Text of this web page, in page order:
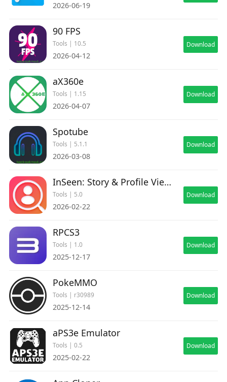
2026-06-19
90 FPS
Tools | 10.5
2026-04-12
Download
aX360e
Tools | 1.15
2026-04-07
Download
Spotube
Tools | 5.1.1
2026-03-08
Download
InSeen: Story & Profile Viewer
Tools | 5.0
2026-02-22
Download
RPCS3
Tools | 1.0
2025-12-17
Download
PokeMMO
Tools | r30989
2025-12-14
Download
aPS3e Emulator
Tools | 0.5
2025-02-22
Download